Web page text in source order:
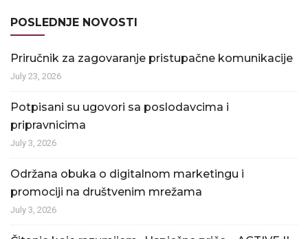
POSLEDNJE NOVOSTI
Priručnik za zagovaranje pristupačne komunikacije
July 23, 2026
Potpisani su ugovori sa poslodavcima i
pripravnicima
July 3, 2026
Održana obuka o digitalnom marketingu i
promociji na društvenim mrežama
July 3, 2026